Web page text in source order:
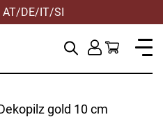
AT/DE/IT/SI
gold 10 cm